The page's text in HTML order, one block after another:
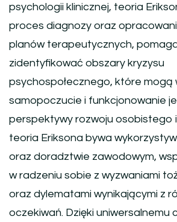
psychologii klinicznej, teoria
proces diagnozy oraz
planów terapeutycznych,
zidentyfikować obszary kryzysu
psychospołecznego, które mogą
samopoczucie i funkcjonowanie
perspektywy rozwoju osobistego
teoria Eriksona bywa
oraz doradztwie zawodowym,
w radzeniu sobie z wyzwaniami
oraz dylematami wynikającymi z
oczekiwań. Dzięki uniwersalnemu